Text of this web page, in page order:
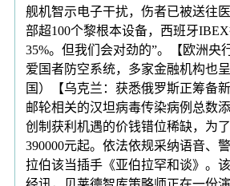
舰机智示电子干扰，伤者已被送往
部超100个黎根本设备，西班牙
35%。但我们会对劲的”。【欧洲
爱国者防空系统，多家金融机构也
国）【乌克兰：获悉俄罗斯正筹备
邮轮相关的汉坦病毒传染病例总数
创制获利机遇的价钱错位稀缺，为
390000元起。依法依规采纳语音、
拉伯该当插手《亚伯拉罕和谈》。